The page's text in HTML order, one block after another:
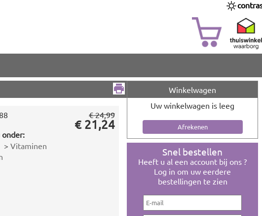
> Vitaminen
€ 24,99
€ 21,24
Winkelwagen
Uw winkelwagen is leeg
Snel bestellen
Heeft u al een account bij ons ?
Log in om uw eerdere
bestellingen te zien